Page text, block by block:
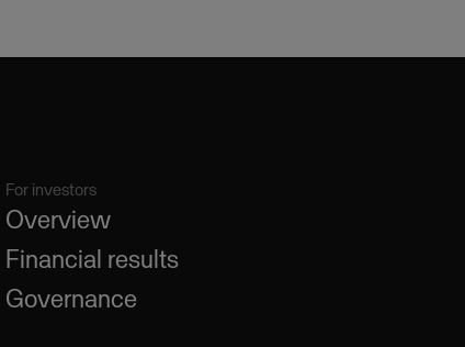
For investors
Overview
Financial results
Governance